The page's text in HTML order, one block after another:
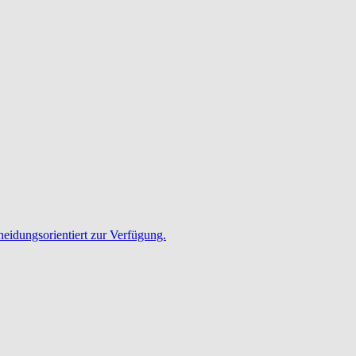
zur Verfügung.